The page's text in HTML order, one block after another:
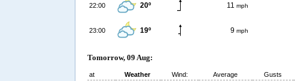
22:00 20º 11 mph
23:00 19º 9 mph
Tomorrow, 09 Aug:
at Weather Wind: Average Gusts